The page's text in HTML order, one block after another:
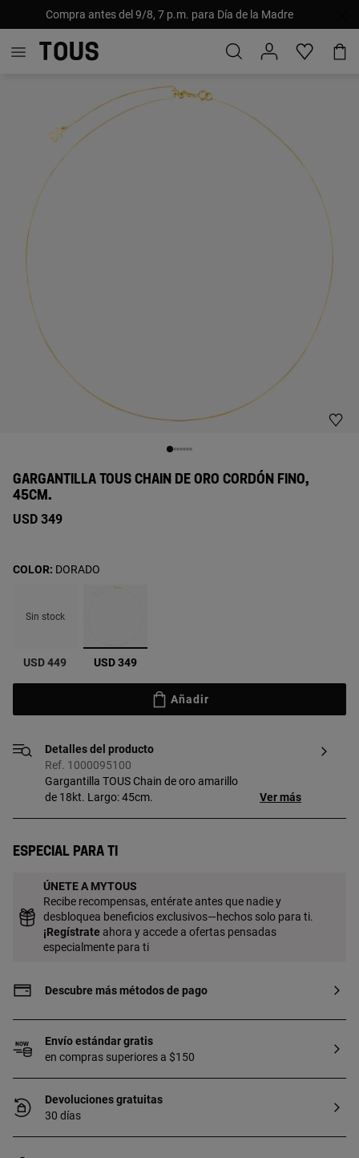
Compra antes del 9/8, 7 p.m. para Día de la Madre
GARGANTILLA TOUS CHAIN DE ORO CORDÓN FINO,
45CM.
USD 349
Sin stock
USD 449 seleccionado
USD 349
COLOR: DORADO
Añadir
Detalles del producto
Ref. 1000095100
Gargantilla TOUS Chain de oro amarillo
de 18kt. Largo: 45cm.
Ver más
Especial para ti
ÚNETE A MYTOUS
Recibe recompensas, entérate antes que nadie y
desbloquea beneficios exclusivos—hechos solo para ti.
¡Regístrate ahora y accede a ofertas pensadas
especialmente para ti
Descubre más métodos de pago
Envío estándar gratis
en compras superiores a $150
Devoluciones gratuitas
30 días